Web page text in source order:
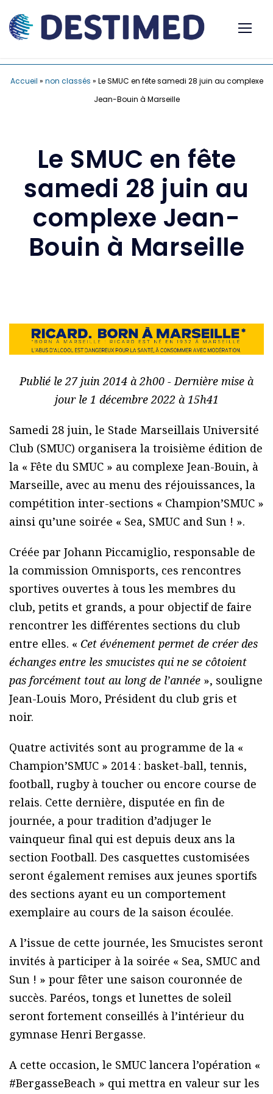
Accueil » non classés » Le SMUC en fête samedi 28 juin au complexe
Jean-Bouin à Marseille
Le SMUC en fête
samedi 28 juin au
complexe Jean-
Bouin à Marseille
Publié le 27 juin 2014 à 2h00 - Dernière mise à
jour le 1 décembre 2022 à 15h41
Samedi 28 juin, le Stade Marseillais Université
Club (SMUC) organisera la troisième édition de
la « Fête du SMUC » au complexe Jean-Bouin, à
Marseille, avec au menu des réjouissances, la
compétition inter-sections « Champion’SMUC »
ainsi qu’une soirée « Sea, SMUC and Sun ! ».
Créée par Johann Piccamiglio, responsable de
la commission Omnisports, ces rencontres
sportives ouvertes à tous les membres du
club, petits et grands, a pour objectif de faire
rencontrer les différentes sections du club
entre elles. « Cet événement permet de créer des
échanges entre les smucistes qui ne se côtoient
pas forcément tout au long de l’année », souligne
Jean-Louis Moro, Président du club gris et
noir.
Quatre activités sont au programme de la «
Champion’SMUC » 2014 : basket-ball, tennis,
football, rugby à toucher ou encore course de
relais. Cette dernière, disputée en fin de
journée, a pour tradition d’adjuger le
vainqueur final qui est depuis deux ans la
section Football. Des casquettes customisées
seront également remises aux jeunes sportifs
des sections ayant eu un comportement
exemplaire au cours de la saison écoulée.
A l’issue de cette journée, les Smucistes seront
invités à participer à la soirée « Sea, SMUC and
Sun ! » pour fêter une saison couronnée de
succès. Paréos, tongs et lunettes de soleil
seront fortement conseillés à l’intérieur du
gymnase Henri Bergasse.
A cette occasion, le SMUC lancera l’opération «
#BergasseBeach » qui mettra en valeur sur les